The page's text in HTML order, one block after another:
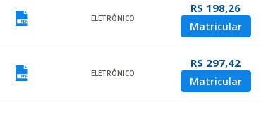
Visualizar
ELETRÔNICO
R$ 198,26
Matricular
Visualizar
ELETRÔNICO
R$ 297,42
Matricular